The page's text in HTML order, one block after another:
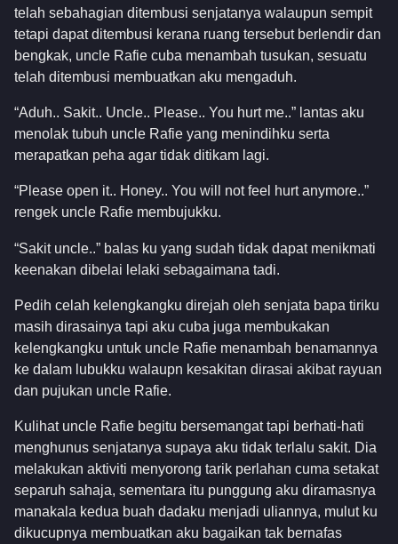
telah sebahagian ditembusi senjatanya walaupun sempit
tetapi dapat ditembusi kerana ruang tersebut berlendir dan
bengkak, uncle Rafie cuba menambah tusukan, sesuatu
telah ditembusi membuatkan aku mengaduh.
“Aduh.. Sakit.. Uncle.. Please.. You hurt me..” lantas aku
menolak tubuh uncle Rafie yang menindihku serta
merapatkan peha agar tidak ditikam lagi.
“Please open it.. Honey.. You will not feel hurt anymore..”
rengek uncle Rafie membujukku.
“Sakit uncle..” balas ku yang sudah tidak dapat menikmati
keenakan dibelai lelaki sebagaimana tadi.
Pedih celah kelengkangku direjah oleh senjata bapa tiriku
masih dirasainya tapi aku cuba juga membukakan
kelengkangku untuk uncle Rafie menambah benamannya
ke dalam lubukku walaupn kesakitan dirasai akibat rayuan
dan pujukan uncle Rafie.
Kulihat uncle Rafie begitu bersemangat tapi berhati-hati
menghunus senjatanya supaya aku tidak terlalu sakit. Dia
melakukan aktiviti menyorong tarik perlahan cuma setakat
separuh sahaja, sementara itu punggung aku diramasnya
manakala kedua buah dadaku menjadi uliannya, mulut ku
dikucupnya membuatkan aku bagaikan tak bernafas